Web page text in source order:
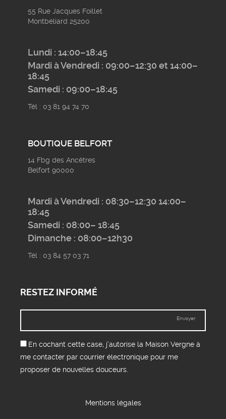
55 Rue Jacques Foillet
Montbéliard 25200
Lundi : 14:00–18:45
Mardi à Vendredi : 09:00–12:30 et 14:00–
18:45
Samedi : 09:00–18:45
Tél : 03 81 94 74 70
BOUTIQUE BELFORT
14 Fbg des Ancêtres
Belfort 90000
Mardi à Vendredi : 08:30–12:30 14:00–
18:45
Samedi : 08:00– 18:45
Dimanche : 08:00–12h30
Tél : 03 84 57 03 71
RESTEZ INFORMÉ
En cochant cette case, j’autorise la Maison Vergne à
me contacter par courrier électronique pour me
proposer de nouvelles douceurs.
Envoyer
Mentions légales